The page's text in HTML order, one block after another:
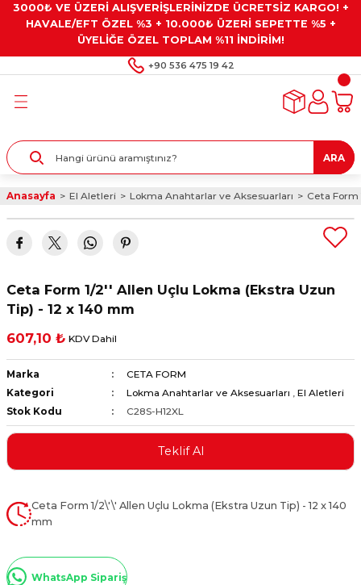
3000₺ VE ÜZERİ ALIŞVERİŞLERİNİZDE ÜCRETSİZ KARGO! +
HAVALE/EFT ÖZEL %3 + 10.000₺ ÜZERİ SEPETTE %5 +
ÜYELİĞE ÖZEL TOPLAM %11 İNDİRİM!
+90 536 475 19 42
Geri Dön
Geri Dön
Geri Dön
Gresler
Geri Dön
Alet Setleri
ve Multimetreler
ve Penseler
Geri Dön
Taşları ve
ARA
Anasayfa El Aletleri Lokma Anahtarlar ve Aksesuarları Ceta Form
Ceta Form 1/2'' Allen Uçlu Lokma (Ekstra Uzun
Tip) - 12 x 140 mm
607,10 ₺ KDV Dahil
Marka
CETA FORM
Kategori
Lokma Anahtarlar ve Aksesuarları , El Aletleri
Stok Kodu
C28S-H12XL
Teklif Al
Ceta Form 1/2\'\' Allen Uçlu Lokma (Ekstra Uzun Tip) - 12 x 140
mm
WhatsApp Sipariş